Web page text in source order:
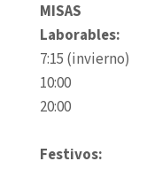
MISAS
Laborables:
7:15 (invierno)
10:00
20:00
Festivos: